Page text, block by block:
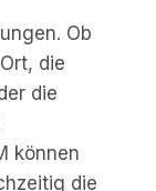
Ob
die
die
können
die